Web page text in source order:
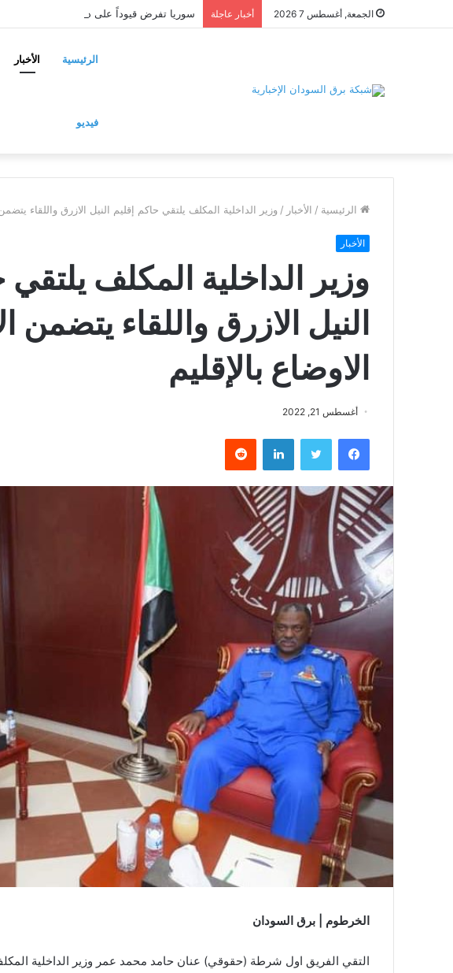
الجمعة, أغسطس 7 2026 أخبار عاجلة
الرئيسية الأخبار
فيديو
الرئيسية / الأخبار / وزير الداخلية المكلف يلتقي حاكم إقليم النيل الازرق واللقاء
الأخبار
وزير الداخلية المكلف يلتقي
النيل الازرق واللقاء يتضمن
الاوضاع بالإقليم
أغسطس 21, 2022
فيسبوك تويتر لينكدإن
الخرطوم | برق السودان
التقي الفريق اول شرطة (حقوقي) عنان حامد محمد عمر وزير الداخلية